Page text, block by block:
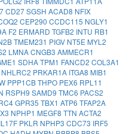
CD27SGSH ACAD8 NFIX
CEP290 CCDC115 NGLY1
F2 ERMARD TGFB2 INTU RB1
TMEM231 PIGV NT5E MYL2
LMNACNGB3 AMMECR1
SDHATPM1 FANCD2 COL3A1
NHLRC2 PRKAR1A ITGA8 MIB1
PPP1CBTHPO PEX6 RPL11
RSPH9 SAMD9 TMC6 PACS2
GPR35 TBX1 ATP6 TFAP2A
NPHP1 MEGF8 TTN ACTA2
IL17F PKLR NPHP3 CDC73 IRF5